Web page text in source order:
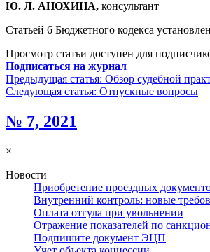
Ю. Л. АНОХИНА, консультант
Статьей 6 Бюджетного кодекса
Просмотр статьи доступен для
Подписаться на журнал
Предыдущая статья: Обзор судебной
Следующая статья: Отпускные вопросы
№ 7, 2021
×
Новости
Приобретение проездных
Внутренний контроль: новые
Оплата отгула при увольнении
Отражение показателей по
Подпишите документ ЭЦП